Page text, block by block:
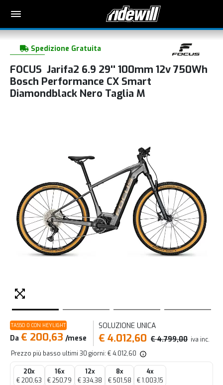
Spedizione Gratuita
FOCUS Jarifa2 6.9 29'' 100mm 12v 750Wh
Bosch Performance CX Smart
Diamondblack Nero Taglia M
TASSO 0 CON HEYLIGHT
Da € 200,63 /mese
SOLUZIONE UNICA
€ 4.012,60 € 4.799,00 iva inc.
Prezzo più basso ultimi 30 giorni: € 4.012,60
20x
€ 200,63
16x
€ 250,79
12x
€ 334,38
8x
€ 501,58
4x
€ 1.003,15